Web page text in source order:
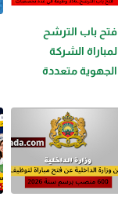
فتح باب الترشح
لمباراة الشركة
الجهوية متعددة
الرباط‑سلا‑القنيطرة
وظيفة في عدة
تخصصات